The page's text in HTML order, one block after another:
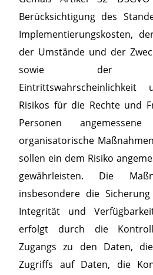
Berücksichtigung des
Implementierungskosten,
der Umstände und der
sowie der
Risikos für die Rechte und
Personen
organisatorische
sollen ein dem Risiko
gewährleisten. Die
insbesondere die
Integrität und
erfolgt durch die
Zugangs zu den Daten,
Zugriffs auf Daten, die